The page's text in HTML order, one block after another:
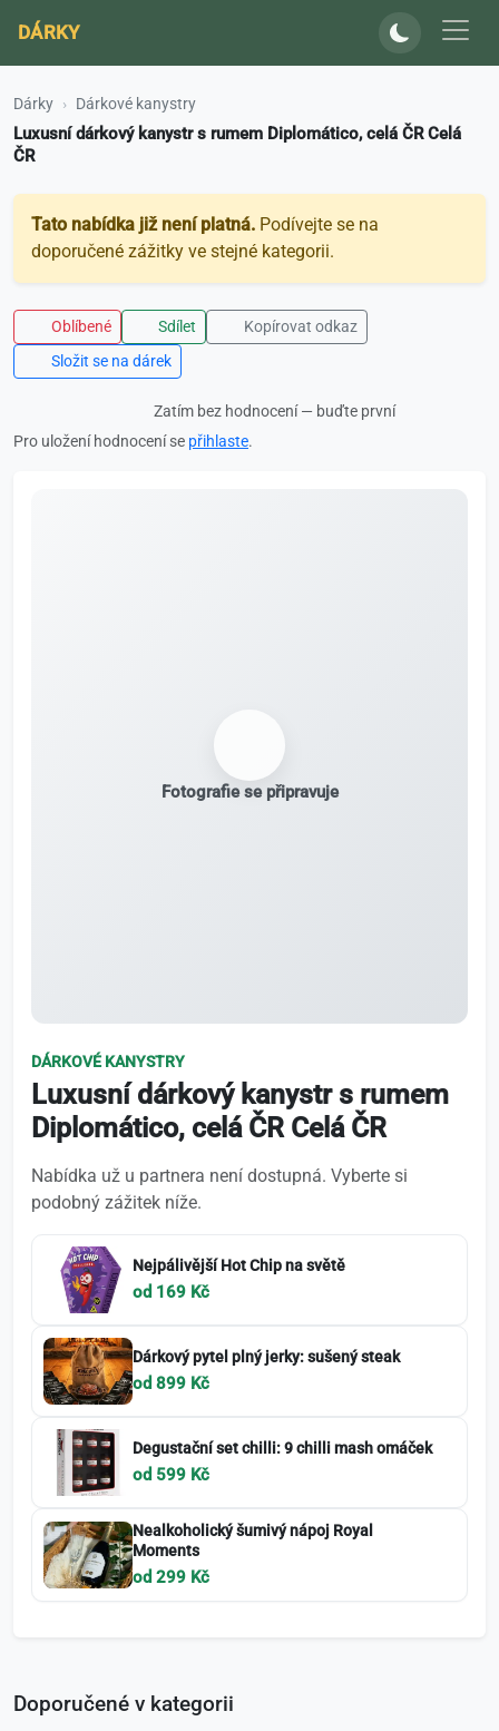
DÁRKY
Dárky Dárkové kanystry
Luxusní dárkový kanystr s rumem Diplomático, celá ČR Celá
ČR
Tato nabídka již není platná. Podívejte se na
doporučené zážitky ve stejné kategorii.
Oblíbené Sdílet
Kopírovat odkaz
Složit se na dárek
Zatím bez hodnocení — buďte první
Pro uložení hodnocení se přihlaste.
Fotografie se připravuje
DÁRKOVÉ KANYSTRY
Luxusní dárkový kanystr s rumem
Diplomático, celá ČR Celá ČR
Nabídka už u partnera není dostupná. Vyberte si
podobný zážitek níže.
Nejpálivější Hot Chip na světě
od 169 Kč
Dárkový pytel plný jerky: sušený steak
od 899 Kč
Degustační set chilli: 9 chilli mash omáček
od 599 Kč
Nealkoholický šumivý nápoj Royal
Moments
od 299 Kč
Doporučené v kategorii